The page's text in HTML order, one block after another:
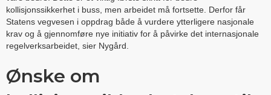
kollisjonssikkerhet i buss, men arbeidet må fortsette. Derfor får
Statens vegvesen i oppdrag både å vurdere ytterligere nasjonale
krav og å gjennomføre nye initiativ for å påvirke det internasjonale
regelverksarbeidet, sier Nygård.
Ønske om